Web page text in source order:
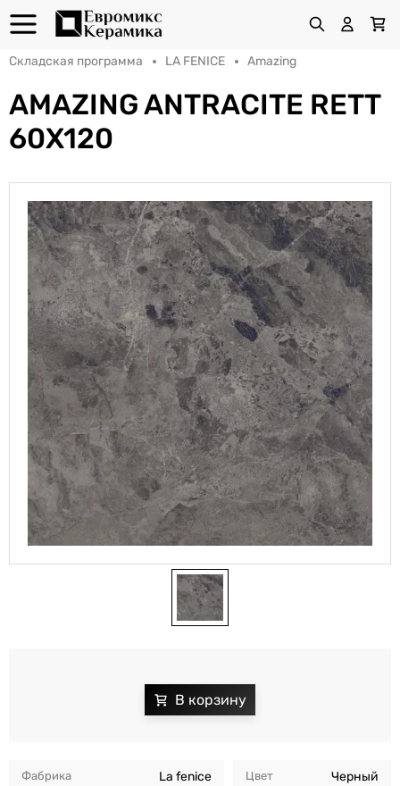
Складская программа LA FENICE Amazing
AMAZING ANTRACITE RETT
60X120
Фабрика La fenice Цвет Черный